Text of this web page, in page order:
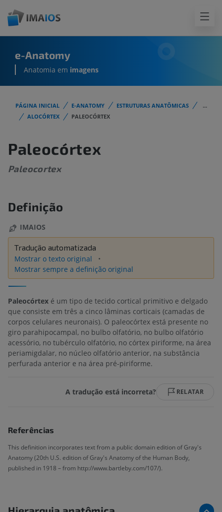
e-Anatomy
Anatomia em imagens
PÁGINA INICIAL E-ANATOMY ESTRUTURAS ANATÔMICAS
...
ALOCÓRTEX
PALEOCÓRTEX
Paleocórtex
Paleocortex
Definição
IMAIOS
Tradução automatizada
Mostrar o texto original
Mostrar sempre a definição original
Paleocórtex é um tipo de tecido cortical primitivo e delgado
que consiste em três a cinco lâminas corticais (camadas de
corpos celulares neuronais). O paleocórtex está presente no
giro parahipocampal, no bulbo olfatório, no bulbo olfatório
acessório, no tubérculo olfatório, no córtex piriforme, na área
periamigdalar, no núcleo olfatório anterior, na substância
perfurada anterior e na área pré-piriforme.
A tradução está incorreta? RELATAR
Referências
This definition incorporates text from a public domain edition of Gray's
Anatomy (20th U.S. edition of Gray's Anatomy of the Human Body,
published in 1918 – from http://www.bartleby.com/107/).